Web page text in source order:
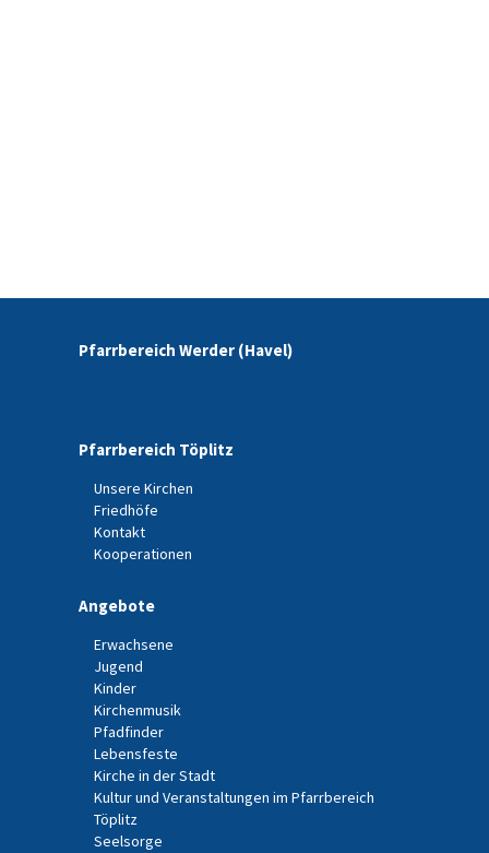
Pfarrbereich Werder (Havel)
Pfarrbereich Töplitz
Unsere Kirchen
Friedhöfe
Kontakt
Kooperationen
Angebote
Erwachsene
Jugend
Kinder
Kirchenmusik
Pfadfinder
Lebensfeste
Kirche in der Stadt
Kultur und Veranstaltungen im Pfarrbereich
Töplitz
Seelsorge